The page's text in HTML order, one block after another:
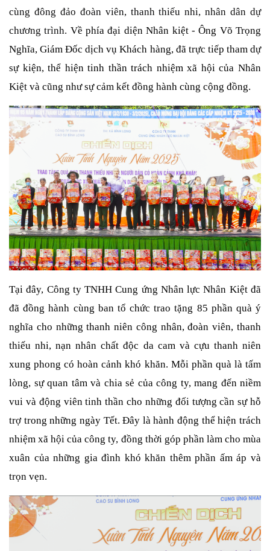
cùng đông đảo đoàn viên, thanh thiếu nhi, nhân dân dự
chương trình. Về phía đại diện Nhân kiệt - Ông Võ Trọng
Nghĩa, Giám Đốc dịch vụ Khách hàng, đã trực tiếp tham dự
sự kiện, thể hiện tinh thần trách nhiệm xã hội của Nhân
Kiệt và cũng như sự cảm kết đồng hành cùng cộng đồng.
Tại đây, Công ty TNHH Cung ứng Nhân lực Nhân Kiệt đã
đã đồng hành cùng ban tổ chức trao tặng 85 phần quà ý
nghĩa cho những thanh niên công nhân, đoàn viên, thanh
thiếu nhi, nạn nhân chất độc da cam và cựu thanh niên
xung phong có hoàn cảnh khó khăn. Mỗi phần quà là tấm
lòng, sự quan tâm và chia sẻ của công ty, mang đến niềm
vui và động viên tinh thần cho những đối tượng cần sự hỗ
trợ trong những ngày Tết. Đây là hành động thể hiện trách
nhiệm xã hội của công ty, đồng thời góp phần làm cho mùa
xuân của những gia đình khó khăn thêm phần ấm áp và
trọn vẹn.